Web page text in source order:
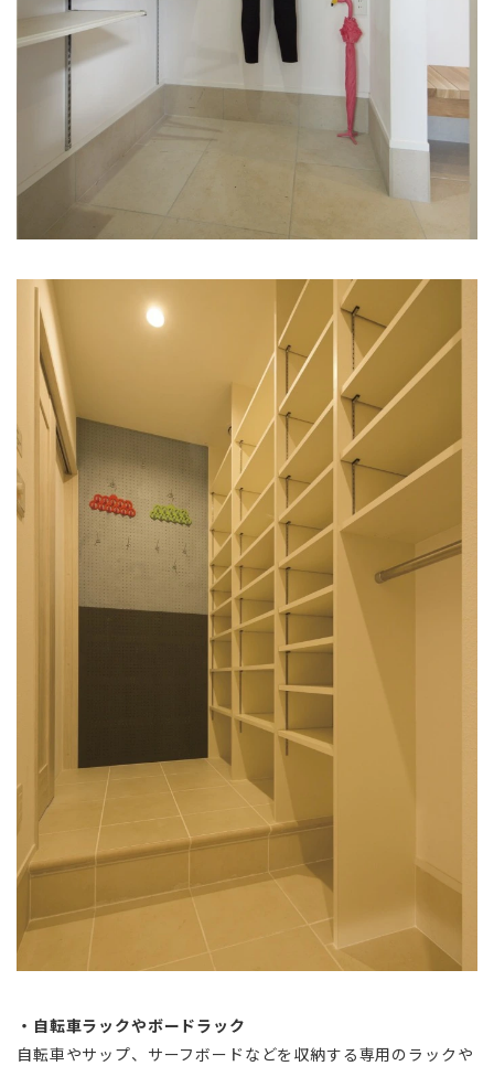
・自転車ラックやボードラック
自転車やサップ、サーフボードなどを収納する専用のラックや